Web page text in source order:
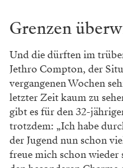
Grenzen
Und die dürften im
Jethro Compton, der
vergangenen Wochen
letzter Zeit kaum zu
gibt es für den 32-
trotzdem: „Ich habe
der Jugend nun schon
freue mich schon wieder